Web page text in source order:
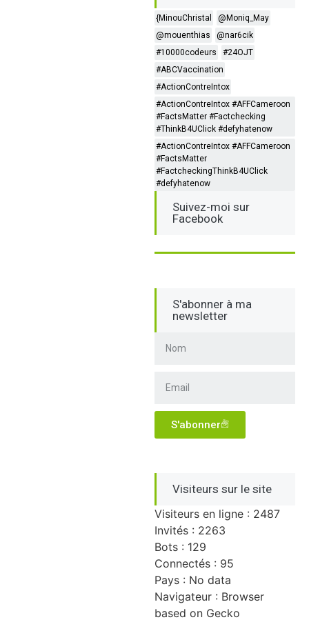
{MinouChristal
@Moniq_May
@mouenthias
@nar6cik
#10000codeurs
#24OJT
#ABCVaccination
#ActionContreIntox
#ActionContreIntox #AFFCameroon
#FactsMatter #Factchecking
#ThinkB4UClick #defyhatenow
#ActionContreIntox #AFFCameroon
#FactsMatter
#FactcheckingThinkB4UClick
#defyhatenow
Suivez-moi sur
Facebook
S'abonner à ma
newsletter
S'abonner
Visiteurs sur le site
Visiteurs en ligne : 2487
Invités : 2263
Bots : 129
Connectés : 95
Pays : No data
Navigateur : Browser
based on Gecko